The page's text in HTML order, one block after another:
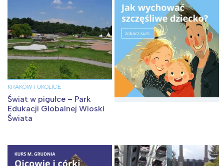
KRAKÓW I OKOLICE
Świat w pigułce – Park
Edukacji Globalnej Wioski
Świata
tego regionu:
Warszawa
Łódź
Trójmiasto
Poznań
Wrocław
Śląsk
Kraków
Południe
Północ
Wszystkie